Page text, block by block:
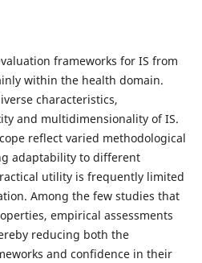
frameworks for IS from
within the health domain.
characteristics,
and multidimensionality of IS.
reflect varied methodological
adaptability to different
utility is frequently limited
Among the few studies that
empirical assessments
reducing both the
and confidence in their